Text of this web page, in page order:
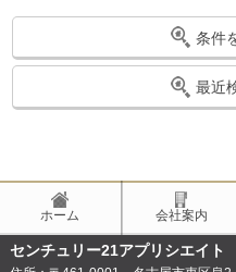
条件
最近
ホーム 会社案内
センチュリー21アプリシエイト